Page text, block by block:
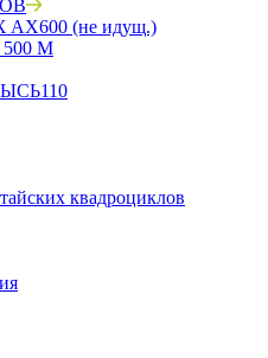
AX600 (не идущ.)
500 М
квадроциклов